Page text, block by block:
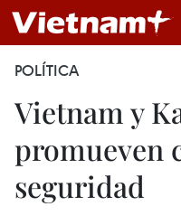
POLÍTICA
Vietnam y
promueven
seguridad